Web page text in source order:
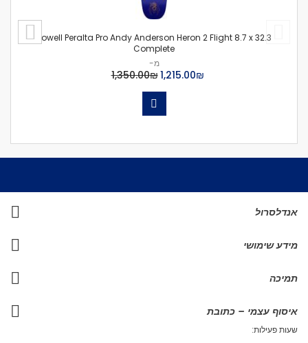
Powell Peralta Pro Andy Anderson Heron 2 Flight 8.7 x 32.3
Complete
מ-
₪‏1,215.00
₪‏1,350.00
אנדלסרול
מידע שימושי
תמיכה
איסוף עצמי – כתובת
שעות פעילות: